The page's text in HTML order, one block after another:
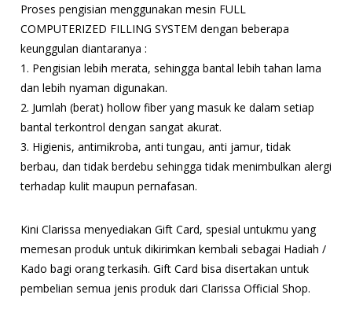
Proses pengisian menggunakan mesin FULL
COMPUTERIZED FILLING SYSTEM dengan beberapa
keunggulan diantaranya :
1. Pengisian lebih merata, sehingga bantal lebih tahan lama
dan lebih nyaman digunakan.
2. Jumlah (berat) hollow fiber yang masuk ke dalam setiap
bantal terkontrol dengan sangat akurat.
3. Higienis, antimikroba, anti tungau, anti jamur, tidak
berbau, dan tidak berdebu sehingga tidak menimbulkan alergi
terhadap kulit maupun pernafasan.
Kini Clarissa menyediakan Gift Card, spesial untukmu yang
memesan produk untuk dikirimkan kembali sebagai Hadiah /
Kado bagi orang terkasih. Gift Card bisa disertakan untuk
pembelian semua jenis produk dari Clarissa Official Shop.